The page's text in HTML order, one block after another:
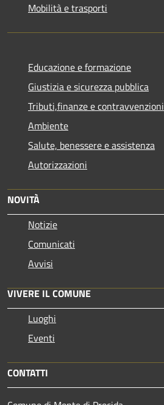
Mobilità e trasporti
Educazione e formazione
Giustizia e sicurezza pubblica
Tributi,finanze e contravvenzioni
Ambiente
Salute, benessere e assistenza
Autorizzazioni
NOVITÀ
Notizie
Comunicati
Avvisi
VIVERE IL COMUNE
Luoghi
Eventi
CONTATTI